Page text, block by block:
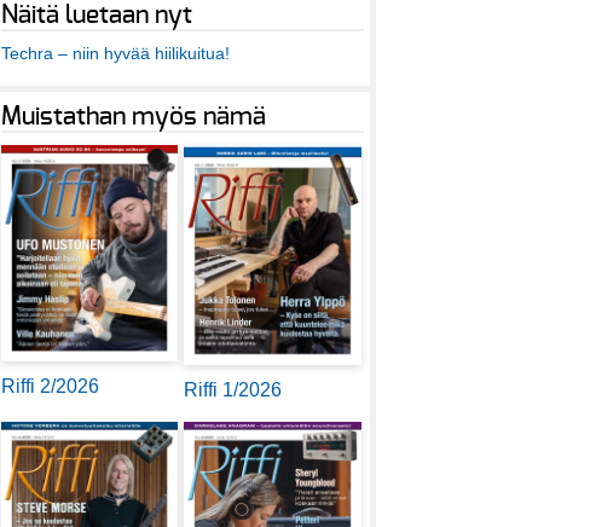
Näitä luetaan nyt
Techra – niin hyvää hiilikuitua!
Muistathan myös nämä
Riffi 2/2026 Riffi 1/2026